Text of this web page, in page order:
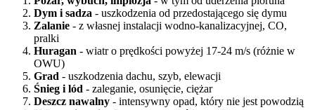
Dym i sadza - uszkodzenia od przedostającego się dymu
Zalanie - z własnej instalacji wodno-kanalizacyjnej, CO,
pralki
Huragan - wiatr o prędkości powyżej 17-24 m/s (różnie w
OWU)
Grad - uszkodzenia dachu, szyb, elewacji
Śnieg i lód - zaleganie, osunięcie, ciężar
Deszcz nawalny - intensywny opad, który nie jest powodzią